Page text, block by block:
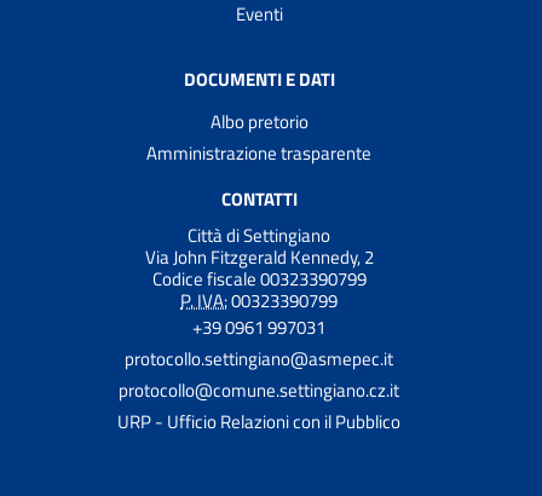
Eventi
DOCUMENTI E DATI
Albo pretorio
Amministrazione trasparente
CONTATTI
Città di Settingiano
Via John Fitzgerald Kennedy, 2
Codice fiscale 00323390799
P. IVA:00323390799
+39 0961 997031
protocollo.settingiano@asmepec.it
protocollo@comune.settingiano.cz.it
URP - Ufficio Relazioni con il Pubblico